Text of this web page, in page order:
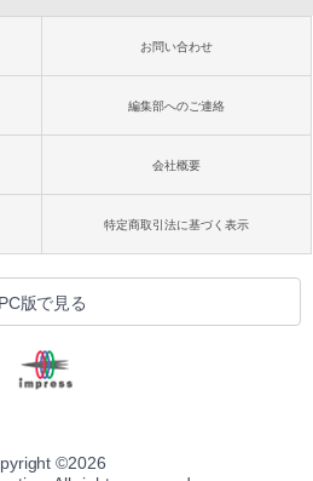
お問い合わせ
編集部へのご連絡
会社概要
特定商取引法に基づく表示
PC版で見る
©2026